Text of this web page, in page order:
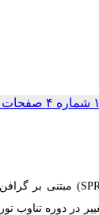
SPR
) مبتنی بر گرافن
در دوره تناوب